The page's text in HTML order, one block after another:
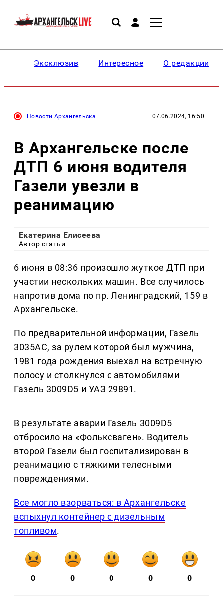
Эксклюзив Интересное О редакции
Новости Архангельска 07.06.2024, 16:50
В Архангельске после
ДТП 6 июня водителя
Газели увезли в
реанимацию
Екатерина Елисеева
Автор статьи
6 июня в 08:36 произошло жуткое ДТП при
участии нескольких машин. Все случилось
напротив дома по пр. Ленинградский, 159 в
Архангельске.
По предварительной информации, Газель
3035АС, за рулем которой был мужчина,
1981 года рождения выехал на встречную
полосу и столкнулся с автомобилями
Газель 3009D5 и УАЗ 29891.
В результате аварии Газель 3009D5
отбросило на «Фольксваген». Водитель
второй Газели был госпитализирован в
реанимацию с тяжкими телесными
повреждениями.
Все могло взорваться: в Архангельске
вспыхнул контейнер с дизельным
топливом.
0 0 0 0 0